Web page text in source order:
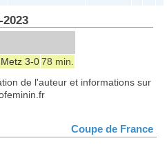
Metz 3-078 min.
de l'auteur et informations sur
Coupe de France